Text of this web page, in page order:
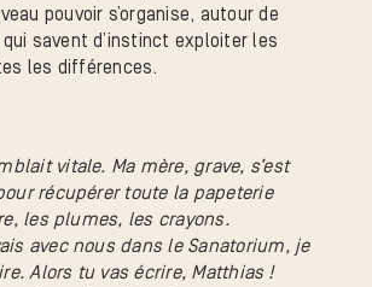
pouvoir s’organise, autour de
savent d’instinct exploiter les
les différences.
vitale. Ma mère, grave, s’est
récupérer toute la papeterie
les plumes, les crayons.
avec nous dans le Sanatorium, je
Alors tu vas écrire, Matthias !